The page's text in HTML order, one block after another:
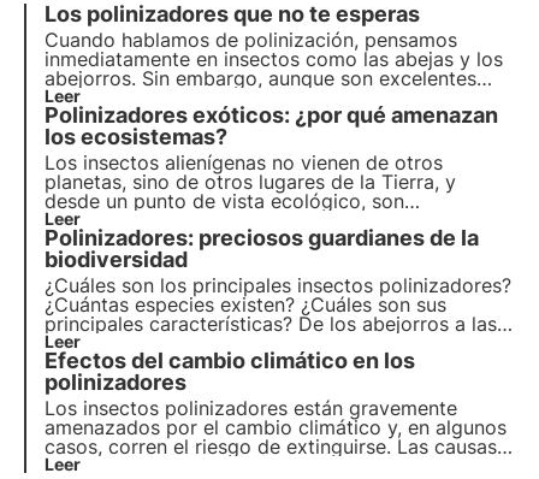
Los polinizadores que no te esperas
Cuando hablamos de polinización, pensamos
inmediatamente en insectos como las abejas y los
abejorros. Sin embargo, aunque son excelentes
polinizadores, estos insectos no son los únicos que
contribuyen a este importante servicio del
ecosistema.
Leer
Polinizadores exóticos: ¿por qué amenazan
los ecosistemas?
Los insectos alienígenas no vienen de otros
planetas, sino de otros lugares de la Tierra, y
desde un punto de vista ecológico, son
comparables a los extraterrestres. En este artículo
hablamos de qué son, cuáles son los más comunes
y descubrimos cómo podemos ayudar a los
polinizadores gracias a los proyectos de 3Bee.
Leer
Polinizadores: preciosos guardianes de la
biodiversidad
¿Cuáles son los principales insectos polinizadores?
¿Cuántas especies existen? ¿Cuáles son sus
principales características? De los abejorros a las
osmias, en este artículo conoceremos las
principales especies de polinizadores, preciosos
guardianes de la biodiversidad
Leer
Efectos del cambio climático en los
polinizadores
Los insectos polinizadores están gravemente
amenazados por el cambio climático y, en algunos
casos, corren el riesgo de extinguirse. Las causas
son múltiples y pueden afectar directamente a los
Leer